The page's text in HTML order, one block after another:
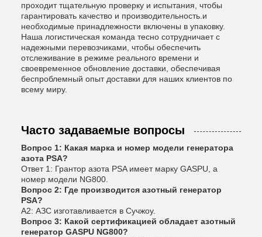
проходит тщательную проверку и испытания, чтобы
гарантировать качество и производительность.и
необходимые принадлежности включены в упаковку.
Наша логистическая команда тесно сотрудничает с
надежными перевозчиками, чтобы обеспечить
отслеживание в режиме реального времени и
своевременное обновление доставки, обеспечивая
беспроблемный опыт доставки для наших клиентов по
всему миру.
Часто задаваемые вопросы
Вопрос 1: Какая марка и номер модели генератора
азота PSA?
Ответ 1: Грантор азота PSA имеет марку GASPU, а
номер модели NG800.
Вопрос 2: Где производится азотный генератор
PSA?
A2: АЗС изготавливается в Сучжоу.
Вопрос 3: Какой сертификацией обладает азотный
генератор GASPU NG800?